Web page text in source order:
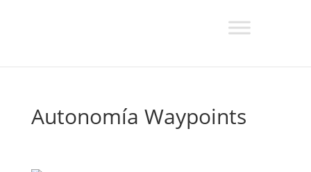
Autonomía Waypoints